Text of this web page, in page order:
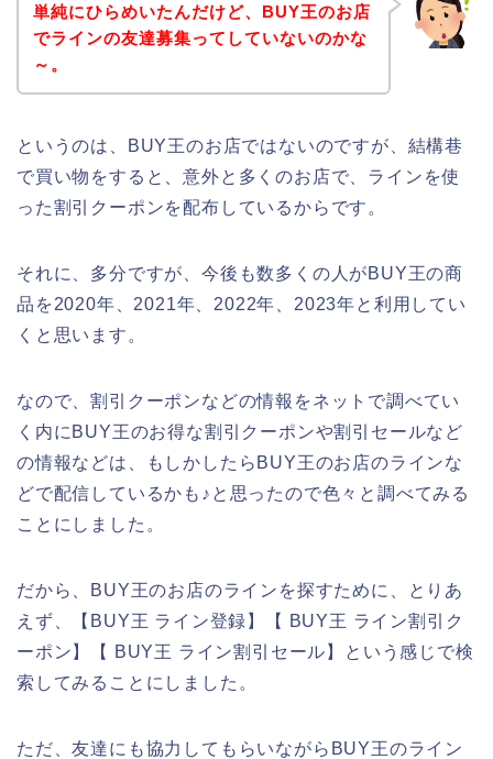
単純にひらめいたんだけど、BUY王のお店
でラインの友達募集ってしていないのかな
～。
というのは、BUY王のお店ではないのですが、結構巷
で買い物をすると、意外と多くのお店で、ラインを使
った割引クーポンを配布しているからです。
それに、多分ですが、今後も数多くの人がBUY王の商
品を2020年、2021年、2022年、2023年と利用してい
くと思います。
なので、割引クーポンなどの情報をネットで調べてい
く内にBUY王のお得な割引クーポンや割引セールなど
の情報などは、もしかしたらBUY王のお店のラインな
どで配信しているかも♪と思ったので色々と調べてみる
ことにしました。
だから、BUY王のお店のラインを探すために、とりあ
えず、【BUY王 ライン登録】【 BUY王 ライン割引ク
ーポン】【 BUY王 ライン割引セール】という感じで検
索してみることにしました。
ただ、友達にも協力してもらいながらBUY王のライン